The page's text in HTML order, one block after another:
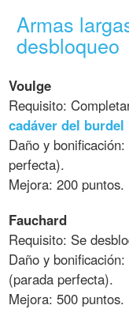
Armas
desbloqueo
Voulge
Requisito:
cadáver del burdel
Daño y
perfecta).
Mejora: 200 puntos.
Fauchard
Requisito: Se
Daño y
(parada perfecta).
Mejora: 500 puntos.